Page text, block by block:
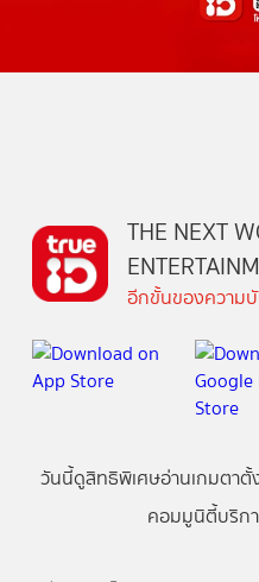
THE NEXT
อีกขั้นของความ
วันนี้ดูสิทธิพิเศษอ่านเกมตาตั้
คอมมูนิตี้บริก